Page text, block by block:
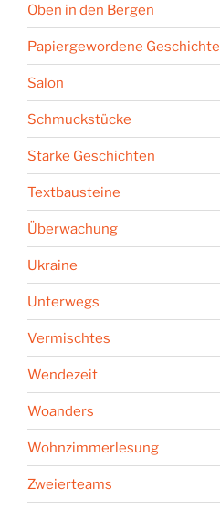
Oben in den Bergen
Papiergewordene Geschichte
Salon
Schmuckstücke
Starke Geschichten
Textbausteine
Überwachung
Ukraine
Unterwegs
Vermischtes
Wendezeit
Woanders
Wohnzimmerlesung
Zweierteams